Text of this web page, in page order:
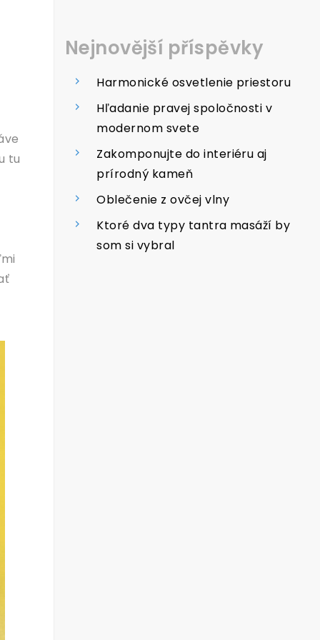
tu
Nejnovější příspěvky
Harmonické osvetlenie priestoru
Hľadanie pravej spoločnosti v
modernom svete
Zakomponujte do interiéru aj
prírodný kameň
Oblečenie z ovčej vlny
Ktoré dva typy tantra masáží by
som si vybral